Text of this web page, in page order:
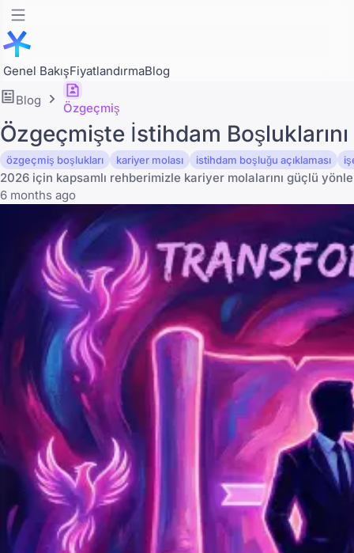
Genel BakışFiyatlandırmaBlog
Blog
Özgeçmiş
Özgeçmişte İstihdam
özgeçmiş boşlukları kariyer molası istihdam boşluğu açıklaması
2026 için kapsamlı rehberimizle kariyer molalarını güçlü
6 months ago